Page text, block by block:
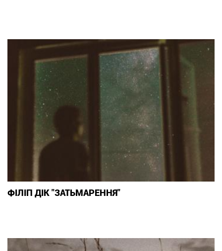
ФІЛІП ДІК "ЗАТЬМАРЕННЯ"